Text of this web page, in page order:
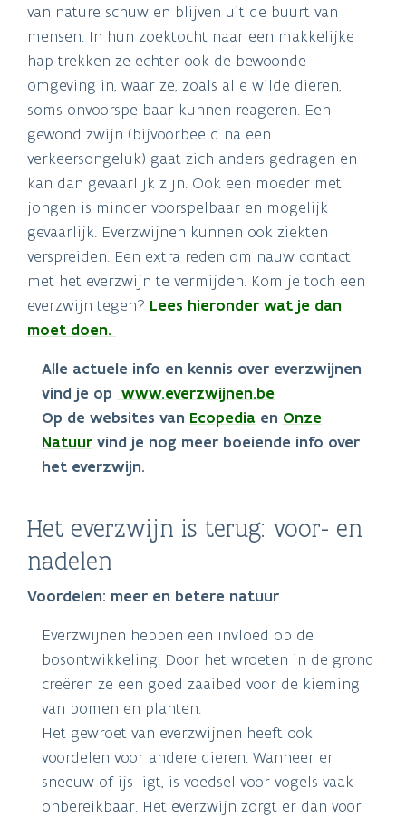
van nature schuw en blijven uit de buurt van
mensen. In hun zoektocht naar een makkelijke
hap trekken ze echter ook de bewoonde
omgeving in, waar ze, zoals alle wilde dieren,
soms onvoorspelbaar kunnen reageren. Een
gewond zwijn (bijvoorbeeld na een
verkeersongeluk) gaat zich anders gedragen en
kan dan gevaarlijk zijn. Ook een moeder met
jongen is minder voorspelbaar en mogelijk
gevaarlijk. Everzwijnen kunnen ook ziekten
verspreiden. Een extra reden om nauw contact
met het everzwijn te vermijden. Kom je toch een
everzwijn tegen? Lees hieronder wat je dan
moet doen.
Alle actuele info en kennis over everzwijnen
vind je op www.everzwijnen.be
Op de websites van Ecopedia en Onze
Natuur vind je nog meer boeiende info over
het everzwijn.
Het everzwijn is terug: voor- en
nadelen
Voordelen: meer en betere natuur
Everzwijnen hebben een invloed op de
bosontwikkeling. Door het wroeten in de grond
creëren ze een goed zaaibed voor de kieming
van bomen en planten.
Het gewroet van everzwijnen heeft ook
voordelen voor andere dieren. Wanneer er
sneeuw of ijs ligt, is voedsel voor vogels vaak
onbereikbaar. Het everzwijn zorgt er dan voor